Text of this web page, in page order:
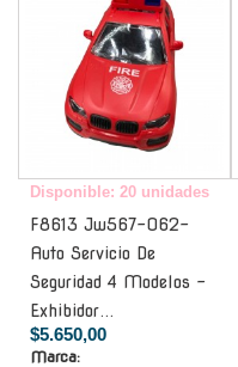
Disponible: 20 unidades
F8613 Jw567-062-
Auto Servicio De
Seguridad 4 Modelos -
Exhibidor...
$5.650,00
Marca: